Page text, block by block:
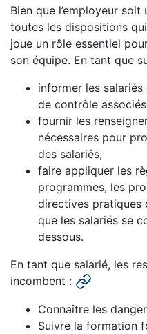
Bien que l’employeur
toutes les dispositions
joue un rôle essentiel
son équipe. En tant que
informer les
de contrôle
fournir les
nécessaires pour
des salariés;
faire appliquer les
programmes, les
directives pratiques
que les salariés se
dessous.
En tant que salarié, les
incombent :
Connaître les
Suivre la formation